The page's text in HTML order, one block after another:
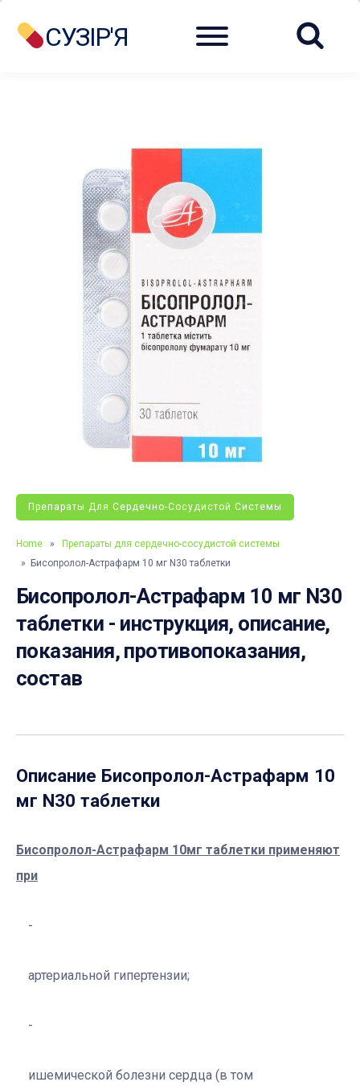
СУЗІР'Я Menu
Препараты Для Сердечно-Сосудистой Системы
Home »
Препараты для сердечно-сосудистой системы
» Бисопролол-Астрафарм 10 мг N30 таблетки
Бисопролол-Астрафарм 10 мг N30
таблетки - инструкция, описание,
показания, противопоказания,
состав
Описание Бисопролол-Астрафарм 10
мг N30 таблетки
Бисопролол-Астрафарм 10мг таблетки применяют
при
артериальной гипертензии;
ишемической болезни сердца (в том